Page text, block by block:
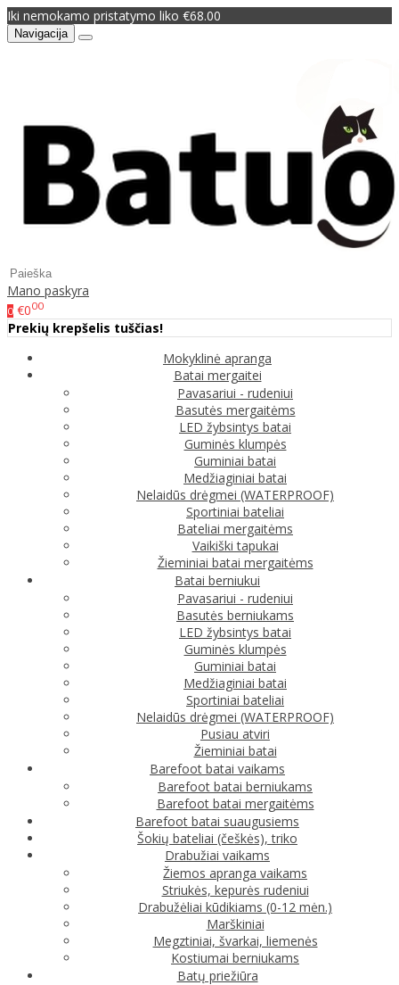
Iki nemokamo pristatymo liko €68.00
Navigacija
Mano paskyra
0 €000
Prekių krepšelis tuščias!
Mokyklinė apranga
Batai mergaitei
Pavasariui - rudeniui
Basutės mergaitėms
LED žybsintys batai
Guminės klumpės
Guminiai batai
Medžiaginiai batai
Nelaidūs drėgmei (WATERPROOF)
Sportiniai bateliai
Bateliai mergaitėms
Vaikiški tapukai
Žieminiai batai mergaitėms
Batai berniukui
Pavasariui - rudeniui
Basutės berniukams
LED žybsintys batai
Guminės klumpės
Guminiai batai
Medžiaginiai batai
Sportiniai bateliai
Nelaidūs drėgmei (WATERPROOF)
Pusiau atviri
Žieminiai batai
Barefoot batai vaikams
Barefoot batai berniukams
Barefoot batai mergaitėms
Barefoot batai suaugusiems
Šokių bateliai (češkės), triko
Drabužiai vaikams
Žiemos apranga vaikams
Striukės, kepurės rudeniui
Drabužėliai kūdikiams (0-12 mėn.)
Marškiniai
Megztiniai, švarkai, liemenės
Kostiumai berniukams
Batų priežiūra